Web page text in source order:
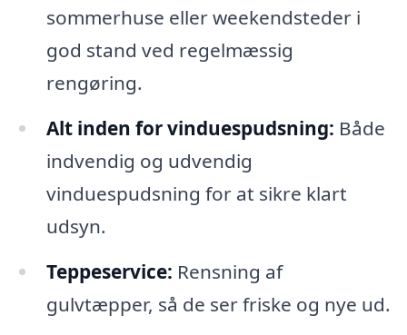
sommerhuse eller weekendsteder i
god stand ved regelmæssig
rengøring.
Alt inden for vinduespudsning: Både
indvendig og udvendig
vinduespudsning for at sikre klart
udsyn.
Teppeservice: Rensning af
gulvtæpper, så de ser friske og nye ud.